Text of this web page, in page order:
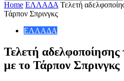
Home ΕΛΛΑΔΑ Τελετή
Τάρπον Σπρινγκς
ΕΛΛΑΔΑ
Τελετή
με το Τάρπον Σπρινγκς